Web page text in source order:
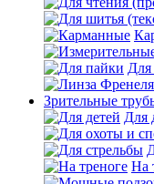
Для
Зрительные
Для
На